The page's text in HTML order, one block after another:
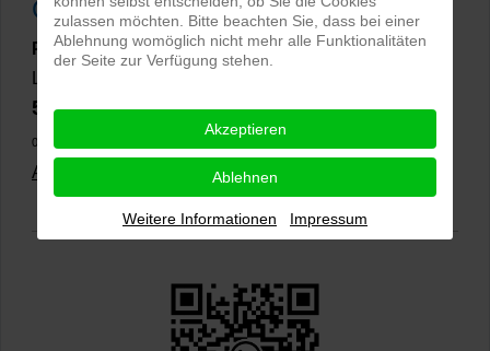
Google Rezensionen
PRO-ducto GmbH, Fotografie und Bildbearbeitung in
5,0⭐⭐⭐⭐⭐bei144 Google-Rezensionen (Stand
02.01.2026)
Alle Rezensionen ansehen|Bewertung abgeben
zulassen möchten. Bitte beachten Sie, dass bei einer
Ablehnung womöglich nicht mehr alle Funktionalitäten
der Seite zur Verfügung stehen.
Akzeptieren
Ablehnen
Weitere Informationen Impressum